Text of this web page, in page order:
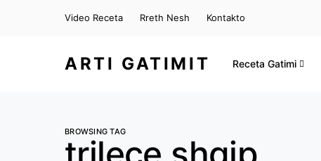
Video Receta Rreth Nesh Kontakto
ARTI GATIMIT Receta Gatimi
BROWSING TAG